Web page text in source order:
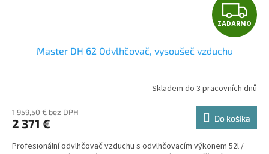
Z
A
A
R
M
ZADARMO
Master DH 62 Odvlhčovač, vysoušeč vzduchu
Skladem do 3 pracovních dnů
1 959,50 € bez DPH
2 371 € Do košíka
Profesionální odvlhčovač vzduchu s odvlhčovacím výkonem 52l /